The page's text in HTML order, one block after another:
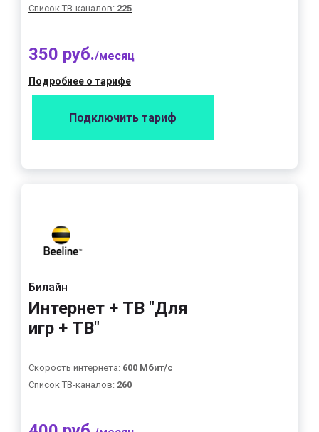
Список ТВ-каналов: 225
350 руб./месяц
Подробнее о тарифе
Подключить тариф
Билайн
Интернет + ТВ "Для
игр + ТВ"
Скорость интернета: 600 Мбит/с
Список ТВ-каналов: 260